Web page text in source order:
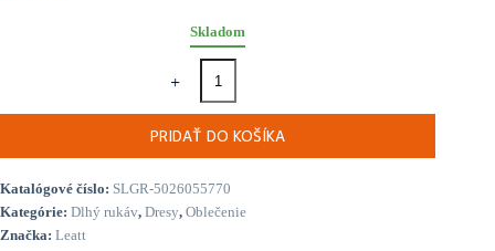
Skladom
množstvo
LEATT
dres
dlhý
rukáv
MTB
Gravity
4.0,
Stripe
PRIDAŤ DO KOŠÍKA
Katalógové číslo: SLGR-5026055770
Kategórie: Dlhý rukáv, Dresy, Oblečenie
Značka: Leatt